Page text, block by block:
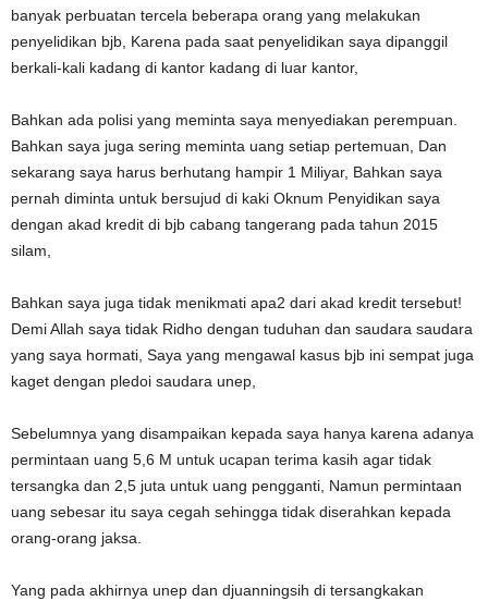
banyak perbuatan tercela beberapa orang yang melakukan
penyelidikan bjb, Karena pada saat penyelidikan saya dipanggil
berkali-kali kadang di kantor kadang di luar kantor,
Bahkan ada polisi yang meminta saya menyediakan perempuan.
Bahkan saya juga sering meminta uang setiap pertemuan, Dan
sekarang saya harus berhutang hampir 1 Miliyar, Bahkan saya
pernah diminta untuk bersujud di kaki Oknum Penyidikan saya
dengan akad kredit di bjb cabang tangerang pada tahun 2015
silam,
Bahkan saya juga tidak menikmati apa2 dari akad kredit tersebut!
Demi Allah saya tidak Ridho dengan tuduhan dan saudara saudara
yang saya hormati, Saya yang mengawal kasus bjb ini sempat juga
kaget dengan pledoi saudara unep,
Sebelumnya yang disampaikan kepada saya hanya karena adanya
permintaan uang 5,6 M untuk ucapan terima kasih agar tidak
tersangka dan 2,5 juta untuk uang pengganti, Namun permintaan
uang sebesar itu saya cegah sehingga tidak diserahkan kepada
orang-orang jaksa.
Yang pada akhirnya unep dan djuanningsih di tersangkakan